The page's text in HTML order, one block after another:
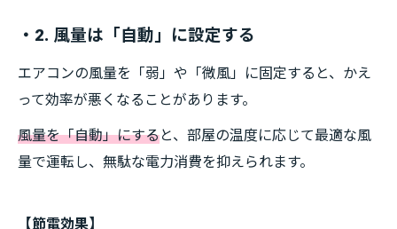
・2. 風量は「自動」に設定する
エアコンの風量を「弱」や「微風」に固定すると、かえ
って効率が悪くなることがあります。
風量を「自動」にすると、部屋の温度に応じて最適な風
量で運転し、無駄な電力消費を抑えられます。
【節電効果】